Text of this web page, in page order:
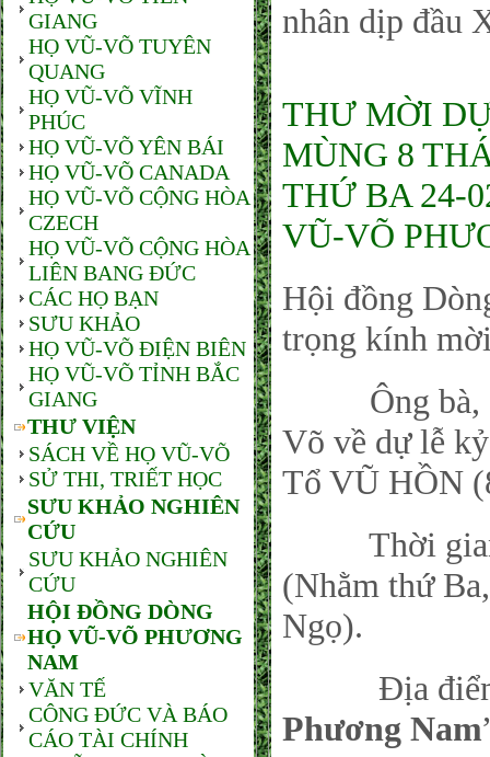
GIANG
HỌ VŨ-VÕ TUYÊN
QUANG
HỌ VŨ-VÕ VĨNH
PHÚC
HỌ VŨ-VÕ YÊN BÁI
HỌ VŨ-VÕ CANADA
HỌ VŨ-VÕ CỘNG HÒA
CZECH
HỌ VŨ-VÕ CỘNG HÒA
LIÊN BANG ĐỨC
CÁC HỌ BẠN
SƯU KHẢO
HỌ VŨ-VÕ ĐIỆN BIÊN
HỌ VŨ-VÕ TỈNH BẮC
GIANG
THƯ VIỆN
SÁCH VỀ HỌ VŨ-VÕ
SỬ THI, TRIẾT HỌC
SƯU KHẢO NGHIÊN
CỨU
SƯU KHẢO NGHIÊN
CỨU
HỘI ĐỒNG DÒNG
HỌ VŨ-VÕ PHƯƠNG
NAM
VĂN TẾ
CÔNG ĐỨC VÀ BÁO
CÁO TÀI CHÍNH
nhân dịp đầu
THƯ MỜI
MÙNG 8
THỨ BA 24-
VŨ-VÕ
Hội đồng
trọng kính
Ông bà,
Võ về dự lễ
Tổ VŨ HỒN
Thời gian:
(Nhằm thứ
Ngọ).
Địa
Phương Nam